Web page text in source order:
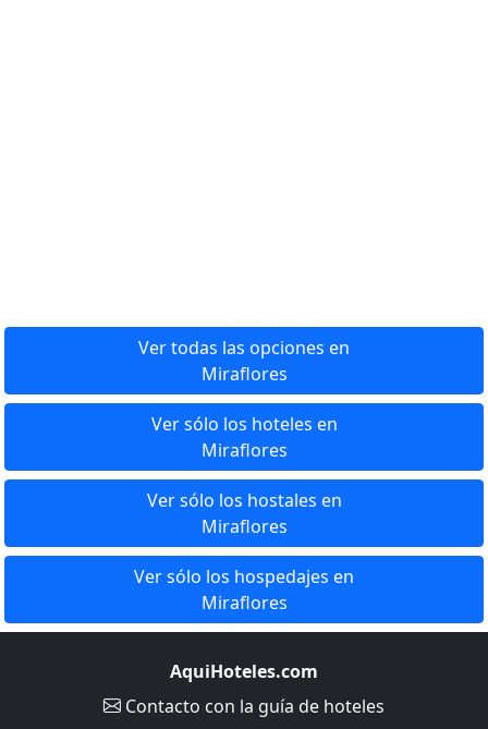
Ver todas las opciones en
Miraflores
Ver sólo los hoteles en
Miraflores
Ver sólo los hostales en
Miraflores
Ver sólo los hospedajes en
Miraflores
AquiHoteles.com
Contacto con la guía de hoteles